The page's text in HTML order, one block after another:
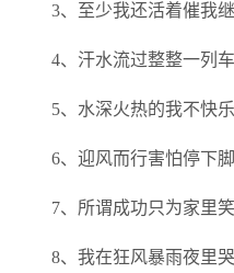
3、至少我还活着催我
4、汗水流过整整一列
5、水深火热的我不快
6、迎风而行害怕停下
7、所谓成功只为家里
8、我在狂风暴雨夜里